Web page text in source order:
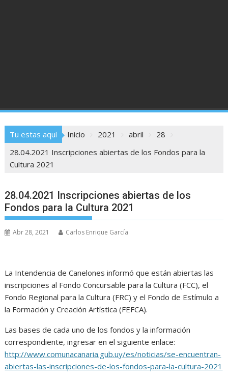
Tu estas aquí Inicio 2021 abril
28
28.04.2021 Inscripciones abiertas de los Fondos para la
Cultura 2021
28.04.2021 Inscripciones abiertas de los
Fondos para la Cultura 2021
Abr 28, 2021 Carlos Enrique García
La Intendencia de Canelones informó que están abiertas las
inscripciones al Fondo Concursable para la Cultura (FCC), el
Fondo Regional para la Cultura (FRC) y el Fondo de Estímulo a
la Formación y Creación Artística (FEFCA).
Las bases de cada uno de los fondos y la información
correspondiente, ingresar en el siguiente enlace:
http://www.comunacanaria.gub.uy/es/noticias/se-encuentran-
abiertas-las-inscripciones-de-los-fondos-para-la-cultura-2021